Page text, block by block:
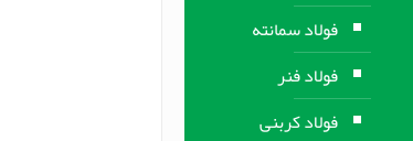
فولاد سمانته
فولاد فنر
فولاد کربنی